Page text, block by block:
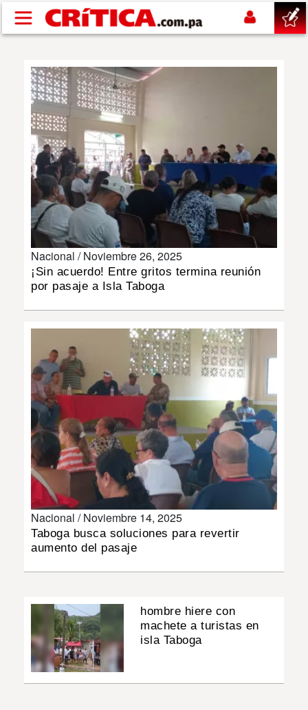
Pasar al contenido principal
SUCESOS
NACIONAL
POLÍTICA
SHOW
DEPORTES
MUNDO
MULTIMEDIA
IMPRESO
Nacional /Noviembre 26, 2025
¡Sin acuerdo! Entre gritos termina reunión
por pasaje a Isla Taboga
Nacional /Noviembre 14, 2025
Taboga busca soluciones para revertir
aumento del pasaje
hombre hiere con
machete a turistas en
isla Taboga